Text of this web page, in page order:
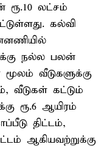
ரூ.10 லட்சம்
கல்வி
நல்ல பலன்
வீடுகளுக்கு
வீடுகள் கட்டும்
ரூ.6 ஆயிரம்
திட்டம்,
ஆகியவற்றுக்கு